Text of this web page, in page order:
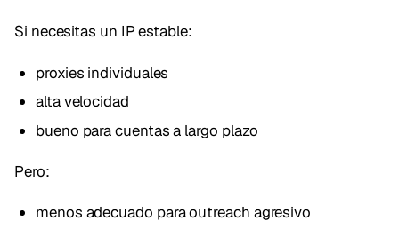
Si necesitas un IP estable:
proxies individuales
alta velocidad
bueno para cuentas a largo plazo
Pero:
menos adecuado para outreach agresivo